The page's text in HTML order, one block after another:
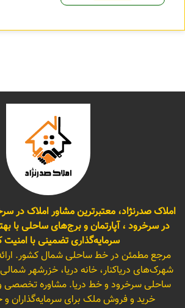
املاک صدرنژاد، معتبرترین مشاور املاک در
در سرخرود ، آپارتمان و برج‌های ساحلی با
سرمایه‌گذاری تضمینی با امنیت
مرجع مطمئن در خط ساحلی شمال کشور.
شهرک‌های دریاکنار، خانه دریا، خزرشهر
ساحلی سرخرود و خط دریا. مشاوره تخصصی
خرید و فروش ملک برای سرمایه‌گذاران و